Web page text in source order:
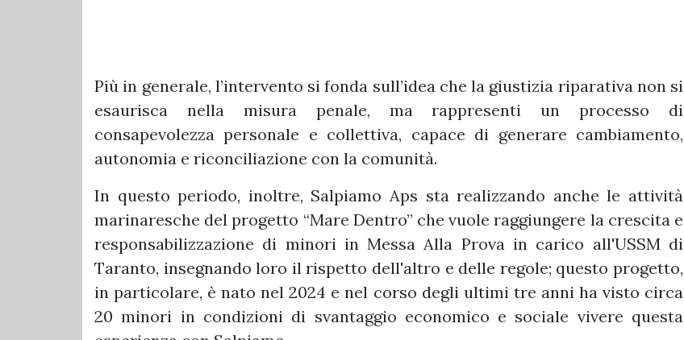
Più in generale, l’intervento si fonda sull’idea che la giustizia riparativa non si
esaurisca nella misura penale, ma rappresenti un processo di
consapevolezza personale e collettiva, capace di generare cambiamento,
autonomia e riconciliazione con la comunità.
In questo periodo, inoltre, Salpiamo Aps sta realizzando anche le attività
marinaresche del progetto “Mare Dentro” che vuole raggiungere la crescita e
responsabilizzazione di minori in Messa Alla Prova in carico all'USSM di
Taranto, insegnando loro il rispetto dell'altro e delle regole; questo progetto,
in particolare, è nato nel 2024 e nel corso degli ultimi tre anni ha visto circa
20 minori in condizioni di svantaggio economico e sociale vivere questa